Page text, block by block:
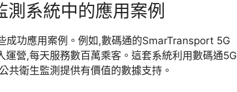
系統中的應用案例
成功應用案例。例如,數碼通的SmarTransport 5G
營,每天服務數百萬乘客。這套系統利用數碼通5G
共衛生監測提供有價值的數據支持。